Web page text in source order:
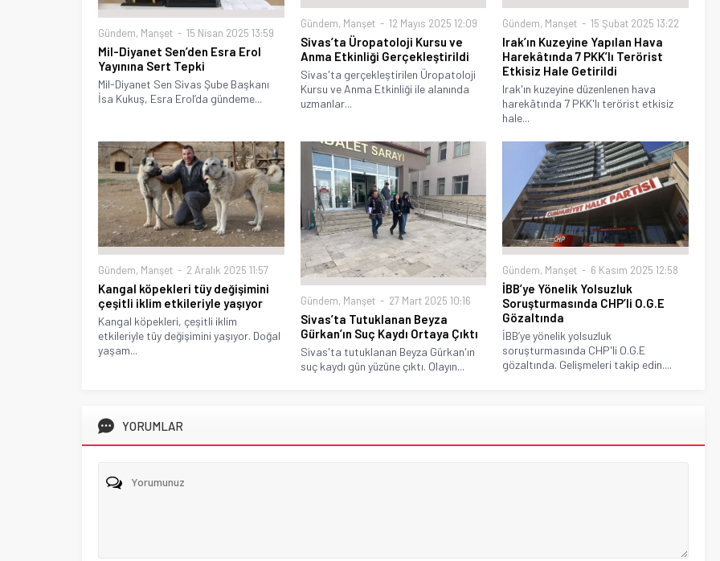
Gündem, Manşet 15 Nisan 2025 13:59
Mil-Diyanet Sen’den Esra Erol
Yayınına Sert Tepki
Mil-Diyanet Sen Sivas Şube Başkanı
İsa Kukuş, Esra Erol’da gündeme...
Gündem, Manşet 12 Mayıs 2025 12:09
Sivas’ta Üropatoloji Kursu ve
Anma Etkinliği Gerçekleştirildi
Sivas'ta gerçekleştirilen Üropatoloji
Kursu ve Anma Etkinliği ile alanında
uzmanlar...
Gündem, Manşet 15 Şubat 2025 13:22
Irak’ın Kuzeyine Yapılan Hava
Harekâtında 7 PKK’lı Terörist
Etkisiz Hale Getirildi
Irak'ın kuzeyine düzenlenen hava
harekâtında 7 PKK'lı terörist etkisiz
hale...
Gündem, Manşet 2 Aralık 2025 11:57
Kangal köpekleri tüy değişimini
çeşitli iklim etkileriyle yaşıyor
Kangal köpekleri, çeşitli iklim
etkileriyle tüy değişimini yaşıyor. Doğal
yaşam...
Gündem, Manşet 27 Mart 2025 10:16
Sivas’ta Tutuklanan Beyza
Gürkan’ın Suç Kaydı Ortaya Çıktı
Sivas'ta tutuklanan Beyza Gürkan'ın
suç kaydı gün yüzüne çıktı. Olayın...
Gündem, Manşet 6 Kasım 2025 12:58
İBB’ye Yönelik Yolsuzluk
Soruşturmasında CHP’li O.G.E
Gözaltında
İBB’ye yönelik yolsuzluk
soruşturmasında CHP'li O.G.E
gözaltında. Gelişmeleri takip edin....
YORUMLAR